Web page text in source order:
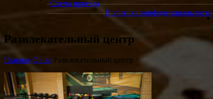
Схема проезда
Политика конфиденциальности
Развлекательный центр
Главная О нас Развлекательный центр